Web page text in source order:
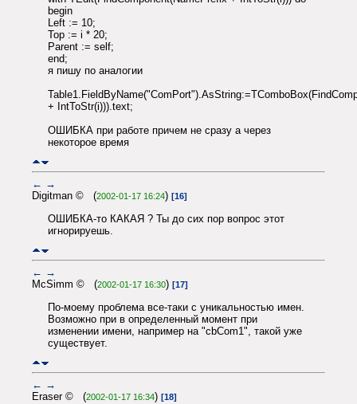
begin
Left := 10;
Top := i * 20;
Parent := self;
end;
я пишу по аналогии
+ IntToStr(i))).text;
ОШИБКА при работе причем не сразу а через
некоторое время
← →
Digitman © (2002-01-17 16:24) [16]
ОШИБКА-то КАКАЯ ? Ты до сих пор вопрос этот
игнорируешь.
← →
McSimm © (2002-01-17 16:30) [17]
По-моему проблема все-таки с уникальностью имен.
Возможно при в определенный момент при
изменении имени, например на "cbCom1", такой уже
существует.
← →
Eraser © (2002-01-17 16:34) [18]